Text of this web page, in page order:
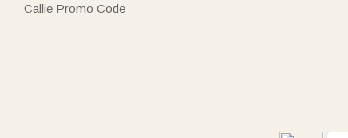
Callie Promo Code